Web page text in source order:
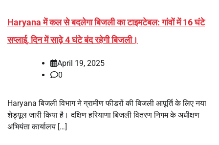
Haryana में कल से बदलेगा बिजली का टाइमटेबल: गांवों में 16 घंटे
सप्लाई, दिन में साढ़े 4 घंटे बंद रहेगी बिजली।
April 19, 2025
0
Haryana बिजली विभाग ने ग्रामीण फीडरों की बिजली आपूर्ति के लिए नया
शेड्यूल जारी किया है। दक्षिण हरियाणा बिजली वितरण निगम के अधीक्षण
अभियंता कार्यालय […]